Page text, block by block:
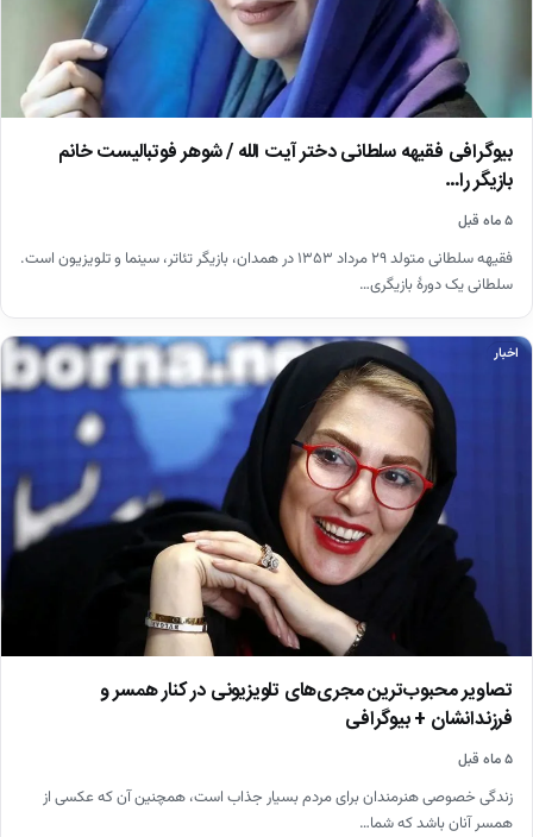
بیوگرافی فقیهه سلطانی دختر آیت الله / شوهر فوتبالیست خانم
بازیگر را…
۵ ماه قبل
فقیهه سلطانی متولد ۲۹ مرداد ۱۳۵۳ در همدان، بازیگر تئاتر، سینما و تلویزیون است.
سلطانی یک دورهٔ بازیگری…
اخبار
تصاویر محبوب‌ترین مجری‌های تلویزیونی در کنار همسر و
فرزندانشان + بیوگرافی
۵ ماه قبل
زندگی خصوصی هنرمندان برای مردم بسیار جذاب است، همچنین آن که عکسی از
همسر آنان باشد که شما…